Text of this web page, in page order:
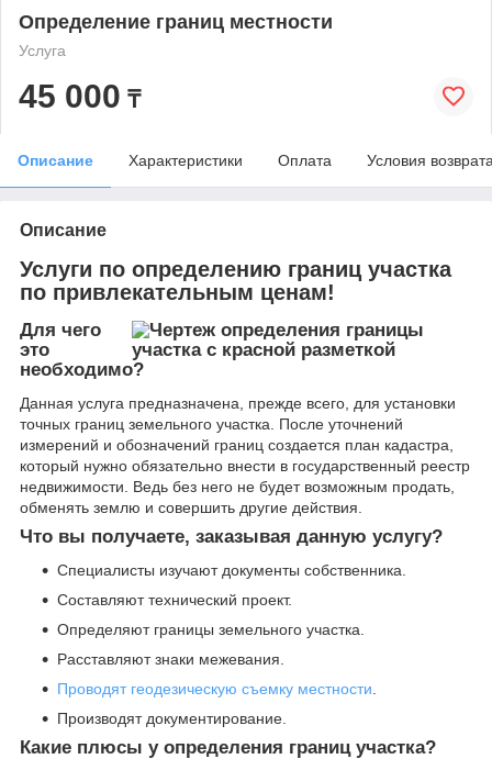
Определение границ местности
Услуга
45 000 ₸
Описание Характеристики Оплата Условия
Описание
Услуги по определению границ участка
по привлекательным ценам!
Для чего
это
необходимо?
Данная услуга предназначена, прежде всего, для установки
точных границ земельного участка. После уточнений
измерений и обозначений границ создается план кадастра,
который нужно обязательно внести в государственный реестр
недвижимости. Ведь без него не будет возможным продать,
обменять землю и совершить другие действия.
Что вы получаете, заказывая данную услугу?
Специалисты изучают документы собственника.
Составляют технический проект.
Определяют границы земельного участка.
Расставляют знаки межевания.
Проводят геодезическую съемку местности
Производят документирование.
Какие плюсы у определения границ участка?